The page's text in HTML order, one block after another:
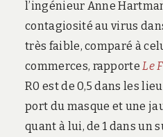
l’ingénieur Anne
contagiosité au virus
très faible, comparé à
commerces, rapporteLe
R0 est de 0,5 dans les
port du masque et une
quant à lui, de 1 dans un